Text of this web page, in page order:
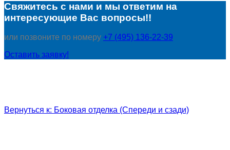
Свяжитесь с нами и мы ответим на
интересующие Вас вопросы!!
или позвоните по номеру +7 (495) 136-22-39
Оставить заявку!
Вернуться к: Боковая отделка (Спереди и сзади)